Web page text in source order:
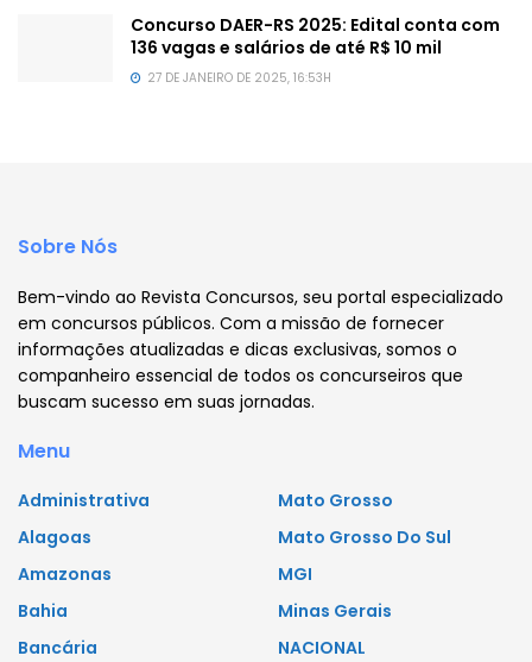
Concurso DAER-RS 2025: Edital conta com
136 vagas e salários de até R$ 10 mil
27 DE JANEIRO DE 2025, 16:53H
Sobre Nós
Bem-vindo ao Revista Concursos, seu portal especializado
em concursos públicos. Com a missão de fornecer
informações atualizadas e dicas exclusivas, somos o
companheiro essencial de todos os concurseiros que
buscam sucesso em suas jornadas.
Menu
Administrativa
Alagoas
Amazonas
Bahia
Bancária
Mato Grosso
Mato Grosso Do Sul
MGI
Minas Gerais
NACIONAL